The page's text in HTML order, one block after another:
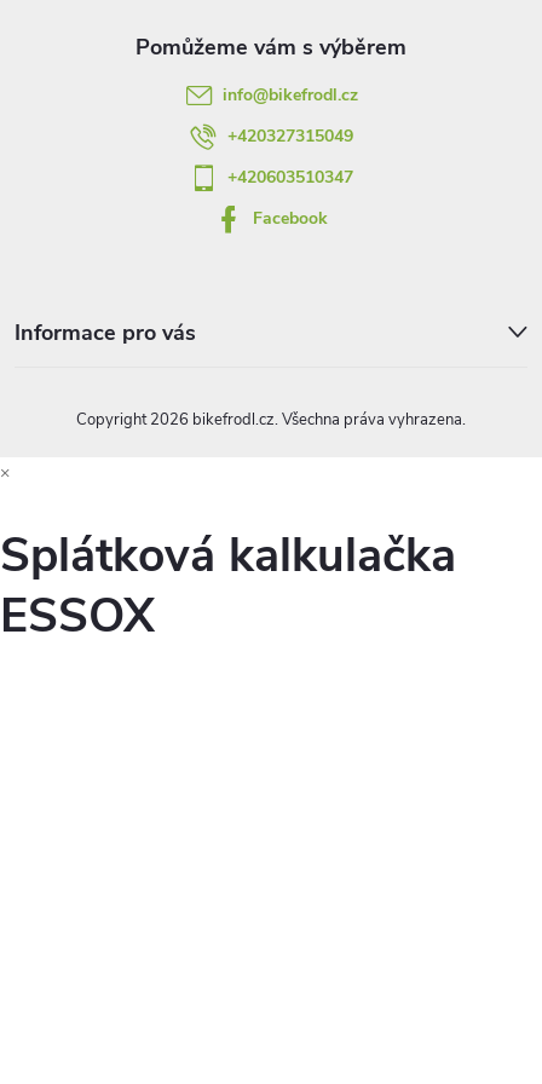
p
info@bikefrodl.cz
+420327315049
+420603510347
Facebook
Informace pro vás
Copyright 2026 bikefrodl.cz. Všechna práva vyhrazena.
×
Splátková kalkulačka
ESSOX